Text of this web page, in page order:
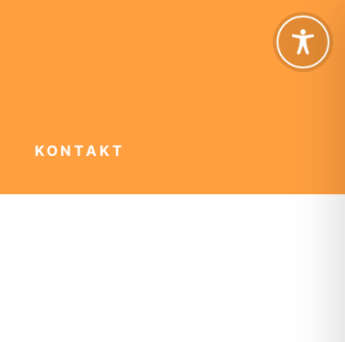
KONTAKT